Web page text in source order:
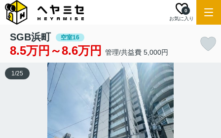
お気に入り
0
SGB浜町 空室16
8.5万円～8.6万円 管理/共益費 5,000円
1/25